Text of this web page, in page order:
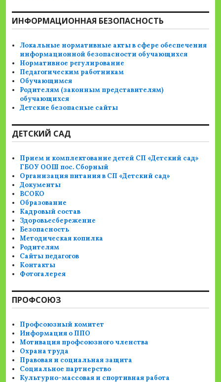
ИНФОРМАЦИОННАЯ БЕЗОПАСНОСТЬ
Локальные нормативные акты в сфере обеспечения
информационной безопасности обучающихся
Нормативное регулирование
Педагогическим работникам
Обучающимся
Родителям (законным представителям)
обучающихся
Детские безопасные сайты
ДЕТСКИЙ САД
Прием и комплектование детей СП «Детский сад»
ГБОУ ООШ пос. Сборный
Организация питания в СП «Детский сад»
Документы
ВСОКО
Образование
Кадровый состав
Здоровьесбережение
Безопасность
Методическая копилка
Родителям
Сайты педагогов
Контакты
Фотогалерея
ПРОФСОЮЗ
Профсоюзный комитет
Информация о ППО
Мотивация профсоюзного членства
Охрана труда
Правовая и социальная защита
Социальное партнерство
Культурно-массовая и спортивная работа